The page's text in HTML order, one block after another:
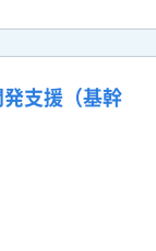
発支援（基幹